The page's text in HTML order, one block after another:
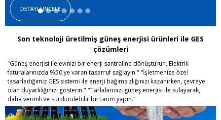
Son teknoloji üretilmiş güneş enerjisi ürünleri ile GES
çözümleri
"Güneş enerjisi ile evinizi bir enerji santraline dönüştürün. Elektrik
faturalarınızda %50'ye varan tasarruf sağlayın." "İşletmenize özel
tasarladığımız GES sistemi ile enerji bağımsızlığınızı kazanırken, çevreye
olan duyarlılığınızı gösterin." "Tarlalarınızı güneş enerjisi ile sulayarak,
daha verimli ve sürdürülebilir bir tarım yapın."